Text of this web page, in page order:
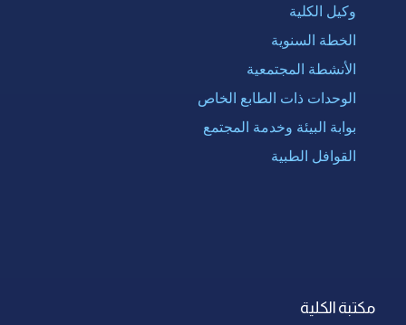
وكيل الكلية
الخطة السنوية
الأنشطة المجتمعية
الوحدات ذات الطابع الخاص
بوابة البيئة وخدمة المجتمع
القوافل الطبية
مكتبة الكلية